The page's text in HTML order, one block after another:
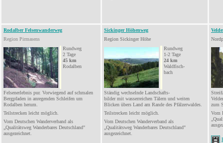
Rodalber Felsenwanderweg
Region Pirmasens
Rundweg
2 Tage
45 km
Rodalben
Felsenerlebnis pur. Vorwiegend aufschmalen
Bergpfaden in anregenden Schleifen um
Rodalben herum.
Teilstrecken leicht möglich.
Vom Deutschen Wanderverband als
Qualitätsweg Wanderbares Deutschland"
ausgezeichnet.
Sickinger Höhenweg
Region Sickinger Höhe
Rundweg
1-2 Tage
24 km
Waldfisch-
bach
Ständig wechselnde Landschafts-
bilder mit wasserreichen Tälern und weiten
Blicken übers Land am Rande des Pfälzerwaldes.
Teilstrecken leicht möglich.
Vom Deutschen Wanderverband als
Qualitätsweg Wanderbares Deutschland"
ausgezeichnet.
zum
Vom